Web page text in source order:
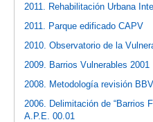
2011. Rehabilitación Urbana
2011. Parque edificado CAPV
2010. Observatorio de la
2009. Barrios Vulnerables 2001
2008. Metodología revisión
2006. Delimitación de “Barrios
A.P.E. 00.01